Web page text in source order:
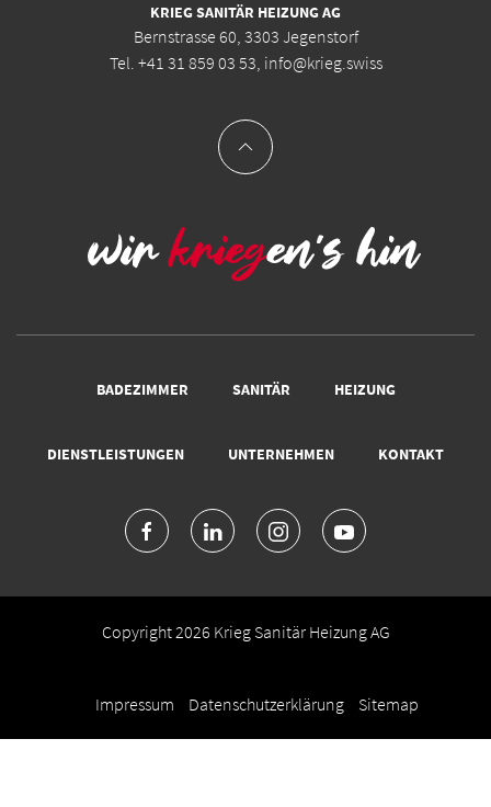
KRIEG SANITÄR HEIZUNG AG
Bernstrasse 60, 3303 Jegenstorf
Tel. +41 31 859 03 53 info@krieg.swiss
BADEZIMMER SANITÄR HEIZUNG
DIENSTLEISTUNGEN UNTERNEHMEN KONTAKT
Copyright 2026 Krieg Sanitär Heizung AG
Impressum Datenschutzerklärung Sitemap